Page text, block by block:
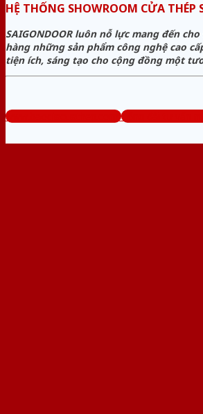
HỆ THỐNG SHOWROOM CỬA THÉP
SAIGONDOOR luôn nỗ lực mang đến
hàng những sản phẩm công nghệ cao
tiện ích, sáng tạo cho cộng đồng một
www.baogiacuathep.com Tổng đài tư vấn